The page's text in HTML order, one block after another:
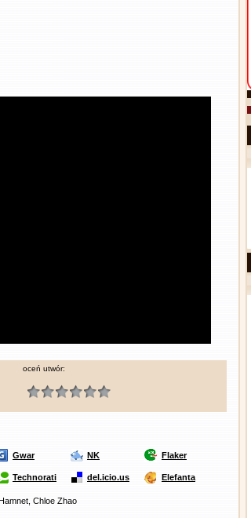
oceń utwór:
Gwar NK Flaker
Technorati del.icio.us Elefanta
Chloe Zhao